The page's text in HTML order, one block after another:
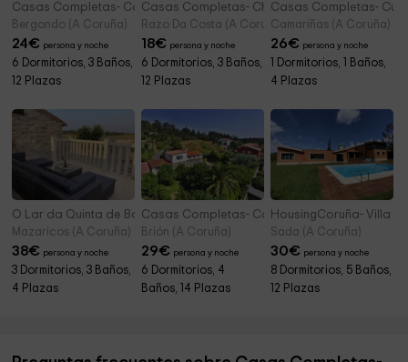
Casas Completas- Casona de Lubre
Bergondo (A Coruña)
24€ persona y noche
6 Dormitorios, 3 Baños,
12 Plazas
Casas Completas- Chalet Razo da Costa
Razo Da Costa (A Coruña)
18€ persona y noche
6 Dormitorios, 3 Baños,
12 Plazas
Casas Completas-
Camariñas (A Coruña)
26€ persona y noche
1 Dormitorios, 1 Baños,
4 Plazas
O Lar da Quinta de Bouzas
Mazaricos (A Coruña)
38€ persona y noche
3 Dormitorios, 3 Baños,
4 Plazas
Casas Completas- Casa Cunha
Brión (A Coruña)
29€ persona y noche
6 Dormitorios, 4
Baños, 14 Plazas
HousingCoruña- Villa
Sada (A Coruña)
30€ persona y noche
8 Dormitorios, 5 Baños,
12 Plazas